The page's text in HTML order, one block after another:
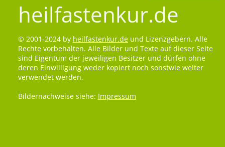
heilfastenkur.de
© 2001-2024 by heilfastenkur.deund Lizenzgebern. Alle
Rechte vorbehalten. Alle Bilder und Texte auf dieser Seite
sind Eigentum der jeweiligen Besitzer und dürfen ohne
deren Einwilligung weder kopiert noch sonstwie weiter
verwendet werden.
Bildernachweise siehe: Impressum